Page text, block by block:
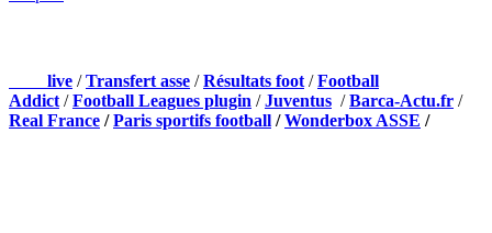
live /Transfert asse /Résultats foot /Football
Addict /Football Leagues plugin /Juventus /Barca-Actu.fr /
Real France /Paris sportifs football /Wonderbox ASSE /